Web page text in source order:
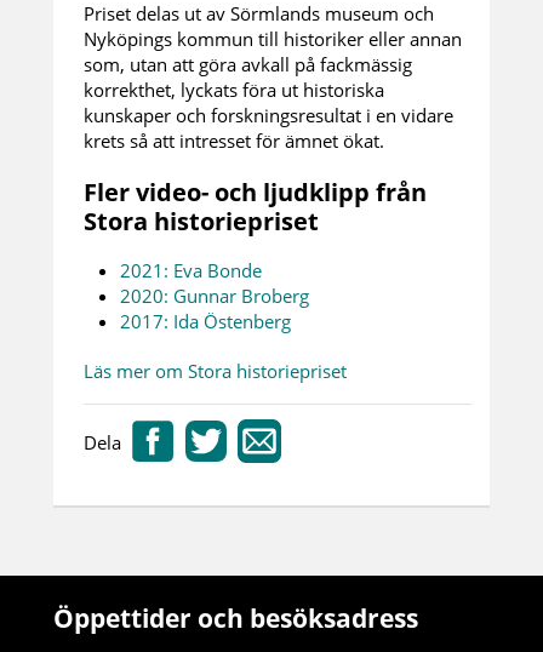
Priset delas ut av Sörmlands museum och
Nyköpings kommun till historiker eller annan
som, utan att göra avkall på fackmässig
korrekthet, lyckats föra ut historiska
kunskaper och forskningsresultat i en vidare
krets så att intresset för ämnet ökat.
Fler video- och ljudklipp från
Stora historiepriset
2021: Eva Bonde
2020: Gunnar Broberg
2017: Ida Östenberg
Läs mer om Stora historiepriset
Dela
Öppettider och besöksadress